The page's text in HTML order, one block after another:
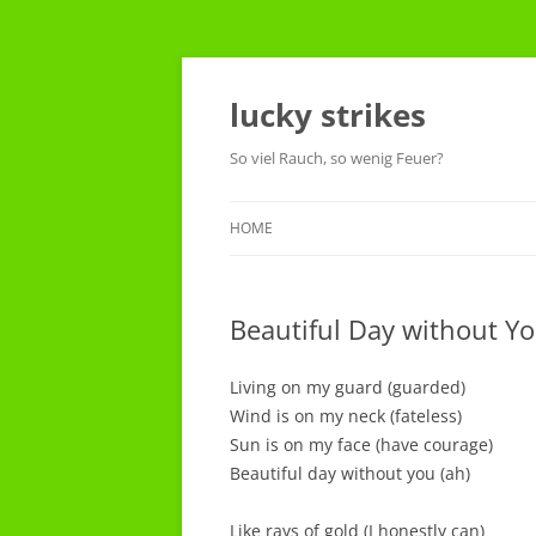
Skip
content
lucky strikes
So viel Rauch, so wenig Feuer?
HOME
Beautiful Day without
Living on my guard (guarded)
Wind is on my neck (fateless)
Sun is on my face (have courage)
Beautiful day without you (ah)
Like rays of gold (I honestly can)